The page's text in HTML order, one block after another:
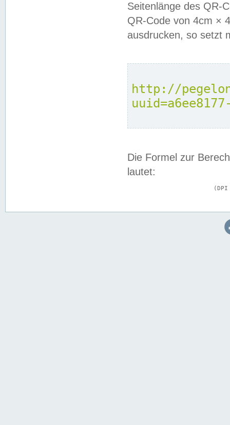
Seitenlänge des QR-
QR-Code von 4cm ×
ausdrucken, so setzt
http://
Die Formel zur
lautet: